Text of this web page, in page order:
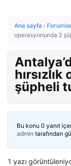
Ana sayfa ›
operasyonunda 2
şüpheli
Bu konu 0 yanıt
admin tarafından
1 yazı